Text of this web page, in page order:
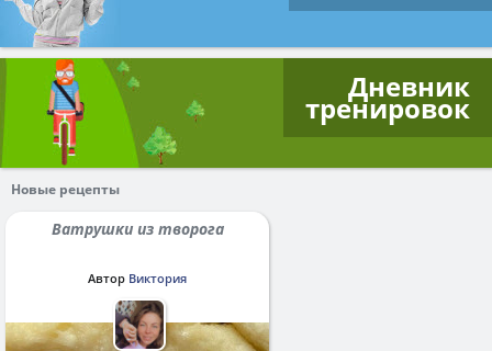
Дневник
тренировок
Новые рецепты
Ватрушки из творога
Автор Виктория